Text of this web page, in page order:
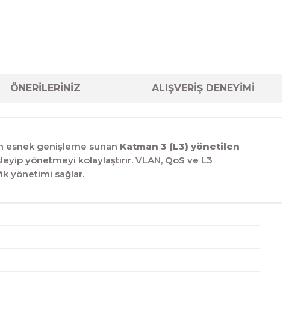
ÖNERİLERİNİZ ALIŞVERİŞ DENEYİMİ
esnek genişleme sunan Katman 3 (L3) yönetilen
yönetmeyi kolaylaştırır. VLAN, QoS ve L3
yönetimi sağlar.